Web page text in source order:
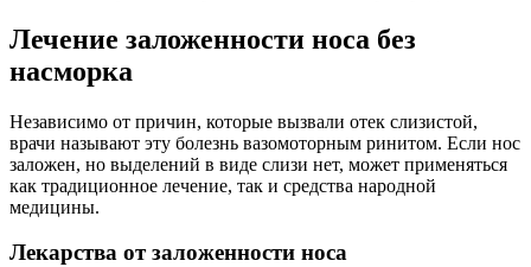
Лечение заложенности носа без
насморка
Независимо от причин, которые вызвали отек слизистой,
врачи называют эту болезнь вазомоторным ринитом. Если нос
заложен, но выделений в виде слизи нет, может применяться
как традиционное лечение, так и средства народной
медицины.
Лекарства от заложенности носа